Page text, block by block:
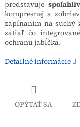
predstavuje
kompresnej a
zapínaním na suchý
zatiaľ čo
ochranu jabĺčka.
Detailné informácie
OPÝTAŤ SA